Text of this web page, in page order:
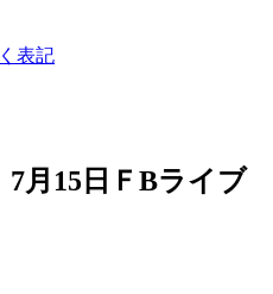
表記
7月15日ＦBライブ